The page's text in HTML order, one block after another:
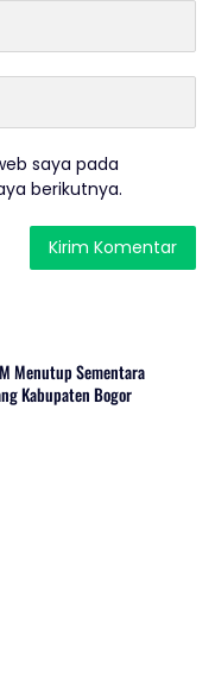
saya pada
berikutnya.
Menutup Sementara
Kabupaten Bogor